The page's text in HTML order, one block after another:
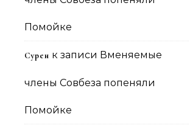
Помойке
Сурен к записи Вменяемые
члены Совбеза попеняли
Помойке